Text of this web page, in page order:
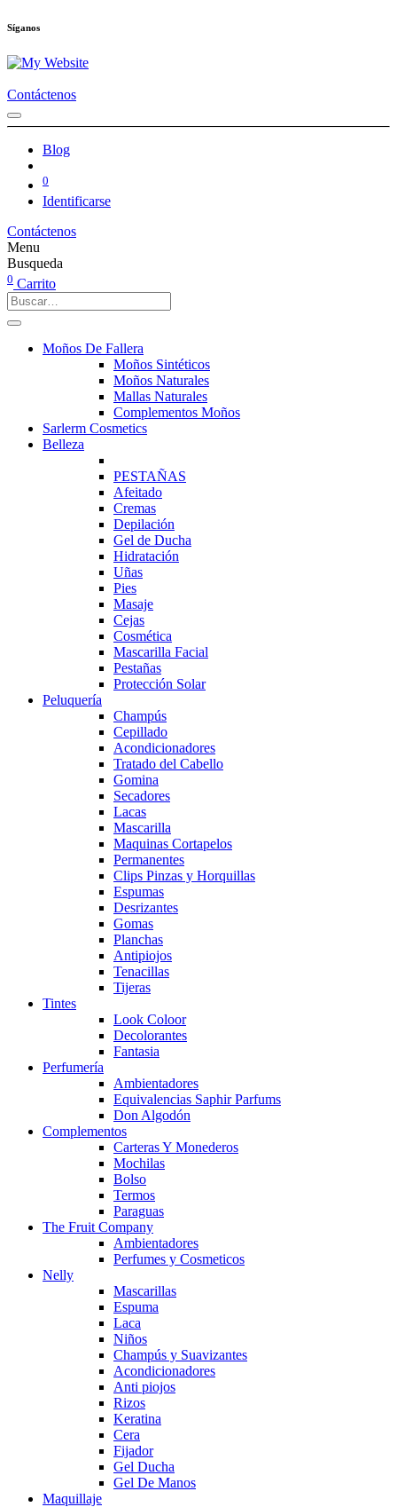
Síganos
Contáctenos
Blog
0
Identificarse
Contáctenos
Menu
Busqueda
0 Carrito
Moños De Fallera
Moños Sintéticos
Moños Naturales
Mallas Naturales
Complementos Moños
Sarlerm Cosmetics
Belleza
PESTAÑAS
Afeitado
Cremas
Depilación
Gel de Ducha
Hidratación
Uñas
Pies
Masaje
Cejas
Cosmética
Mascarilla Facial
Pestañas
Protección Solar
Peluquería
Champús
Cepillado
Acondicionadores
Tratado del Cabello
Gomina
Secadores
Lacas
Mascarilla
Maquinas Cortapelos
Permanentes
Clips Pinzas y Horquillas
Espumas
Desrizantes
Gomas
Planchas
Antipiojos
Tenacillas
Tijeras
Tintes
Look Coloor
Decolorantes
Fantasia
Perfumería
Ambientadores
Equivalencias Saphir Parfums
Don Algodón
Complementos
Carteras Y Monederos
Mochilas
Bolso
Termos
Paraguas
The Fruit Company
Ambientadores
Perfumes y Cosmeticos
Nelly
Mascarillas
Espuma
Laca
Niños
Champús y Suavizantes
Acondicionadores
Anti piojos
Rizos
Keratina
Cera
Fijador
Gel Ducha
Gel De Manos
Maquillaje